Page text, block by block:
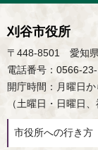
刈谷市役所
〒448-8501 愛知
電話番号：0566-23-
開庁時間：月曜日
（土曜日・日曜日
市役所への行き方